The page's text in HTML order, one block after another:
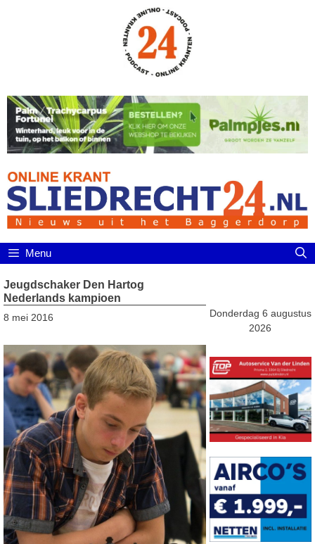
Menu
Jeugdschaker Den Hartog
Nederlands kampioen
8 mei 2016
Donderdag 6 augustus
2026